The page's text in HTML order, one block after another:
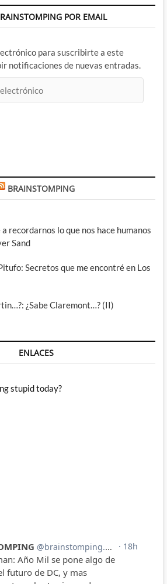
POR EMAIL
para suscribirte a este
notificaciones de nuevas entradas.
BRAINSTOMPING
recordarnos lo que nos hace humanos
Sand
Secretos que me encontré en Los
¿Sabe Claremont…? (II)
ENLACES
stupid today?